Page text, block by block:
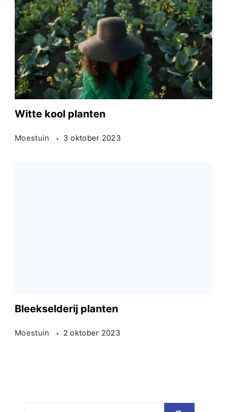
Witte kool planten
Moestuin 3 oktober 2023
Bleekselderij planten
Moestuin 2 oktober 2023